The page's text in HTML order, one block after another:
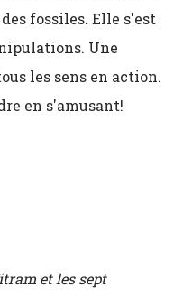
fossiles. Elle s'est
Une
les sens en action.
en s'amusant!
et les sept